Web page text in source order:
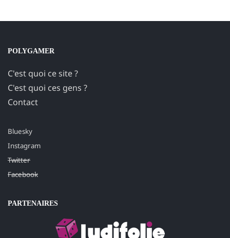
POLYGAMER
C'est quoi ce site ?
C'est quoi ces gens ?
Contact
Bluesky
Instagram
Twitter
Facebook
PARTENAIRES